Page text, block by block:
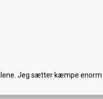
Jeg sætter kæmpe